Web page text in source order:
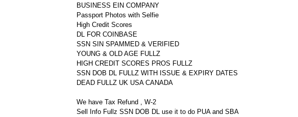
BUSINESS EIN COMPANY
Passport Photos with Selfie
High Credit Scores
DL FOR COINBASE
SSN SIN SPAMMED & VERIFIED
YOUNG & OLD AGE FULLZ
HIGH CREDIT SCORES PROS FULLZ
SSN DOB DL FULLZ WITH ISSUE & EXPIRY DATES
DEAD FULLZ UK USA CANADA
We have Tax Refund , W-2
Sell Info Fullz SSN DOB DL use it to do PUA and SBA